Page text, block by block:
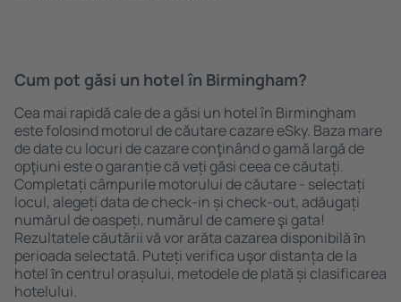
Cum pot găsi un hotel în Birmingham?
Cea mai rapidă cale de a găsi un hotel în Birmingham
este folosind motorul de căutare cazare eSky. Baza mare
de date cu locuri de cazare conţinând o gamă largă de
opţiuni este o garanție că veți găsi ceea ce căutați.
Completați câmpurile motorului de căutare - selectați
locul, alegeți data de check-in și check-out, adăugați
numărul de oaspeți, numărul de camere şi gata!
Rezultatele căutării vă vor arăta cazarea disponibilă ȋn
perioada selectată. Puteți verifica uşor distanța de la
hotel ȋn centrul orașului, metodele de plată și clasificarea
hotelului.